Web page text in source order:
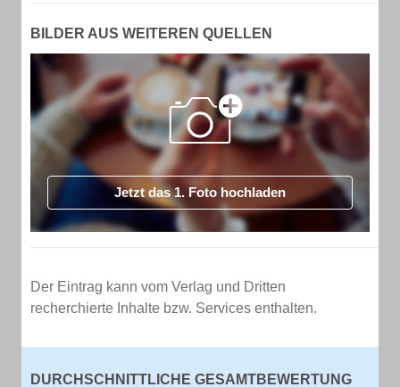
BILDER AUS WEITEREN QUELLEN
Jetzt das 1. Foto hochladen
Der Eintrag kann vom Verlag und Dritten
recherchierte Inhalte bzw. Services enthalten.
DURCHSCHNITTLICHE GESAMTBEWERTUNG